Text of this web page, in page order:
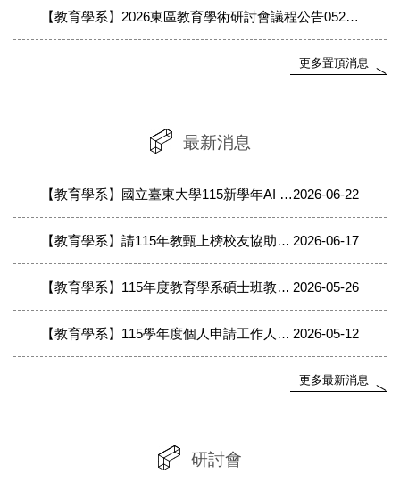
【教育學系】2026東區教育學術研討會議程公告0521(最終議程以公告為準)
更多置頂消息
最新消息
【教育學系】國立臺東大學115新學年AI Di+實驗方案計畫專任助理徵才公告 2026-06-22
【教育學系】請115年教甄上榜校友協助填寫表單(製作恭賀榜單用) 2026-06-17
【教育學系】115年度教育學系碩士班教育學程甄選-複試通知 2026-05-26
【教育學系】115學年度個人申請工作人員-志工公告 2026-05-12
更多最新消息
研討會